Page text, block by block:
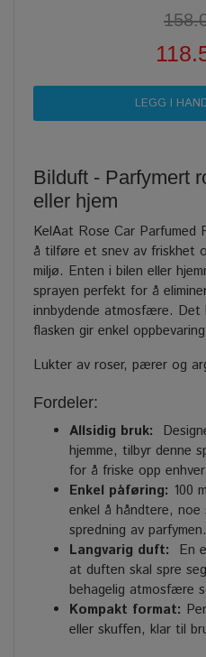
Bilduft - Parfymert
eller hjem
KelAat Rose Car Parfumed
å tilføre et snev av friskhet
miljø. Enten i bilen eller
sprayen perfekt for å
innbydende atmosfære. Det
flasken gir enkel
Lukter av roser, pærer og
Fordeler:
Allsidig bruk:
hjemme, tilbyr denne
for å friske opp
Enkel påføring: 100
enkel å håndtere,
spredning av parfymen.
Langvarig duft:
En
at duften skal spre
behagelig atmosfære
Kompakt format:
eller skuffen, klar til